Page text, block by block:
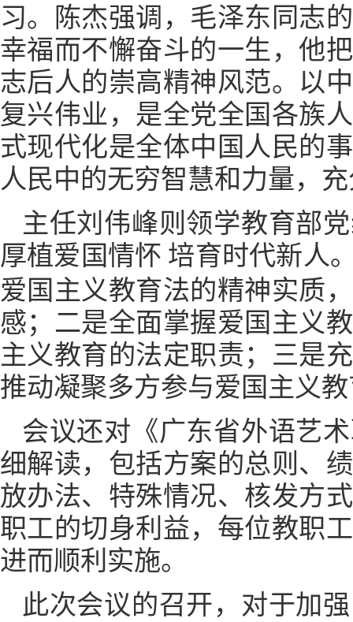
习。陈杰强调，毛泽东同志
幸福而不懈奋斗的一生，他
志后人的崇高精神风范。以
复兴伟业，是全党全国各族
式现代化是全体中国人民的
人民中的无穷智慧和力量，
主任刘伟峰则领学教育部
厚植爱国情怀 培育时代新人
爱国主义教育法的精神实质
感；二是全面掌握爱国主义
主义教育的法定职责；三是
推动凝聚多方参与爱国主义
会议还对 《广东省外语艺
细解读， 包括方案的总则、
放办法、特殊情况、核发方
职工的切身利益，每位教职
进而顺利实施。
此次会议的召开，对于加